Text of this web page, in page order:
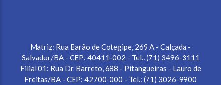
Matriz: Rua Barão de Cotegipe, 269 A - Calçada -
Salvador/BA - CEP: 40411-002 - Tel.: (71) 3496-3111
Filial 01: Rua Dr. Barreto, 688 - Pitangueiras - Lauro de
Freitas/BA - CEP: 42700-000 - Tel.: (71) 3026-9900